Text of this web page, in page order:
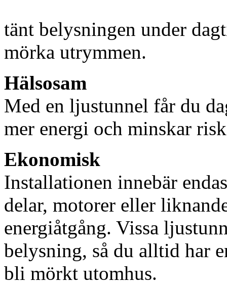
tänt belysningen under
mörka utrymmen.
Hälsosam
Med en ljustunnel får du
mer energi och minskar
Ekonomisk
Installationen innebär
delar, motorer eller
energiåtgång. Vissa
belysning, så du alltid har
bli mörkt utomhus.